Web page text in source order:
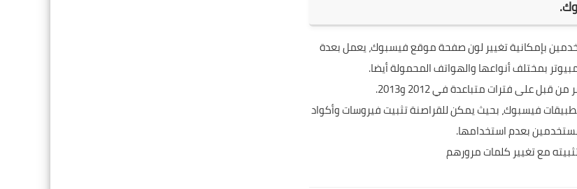
بإمكانية تغيير لون صفحة موقع فيسبوك، يعمل بعدة
بمختلف أنواعها والهواتف المحمولة أيضا.
على فترات متباعدة في 2012 و2013.
فيسبوك، بحيث يمكن للقراصنة تثبيت فيروسات وأكواد
بعدم استخدامها.
مع تغيير كلمات مرورهم